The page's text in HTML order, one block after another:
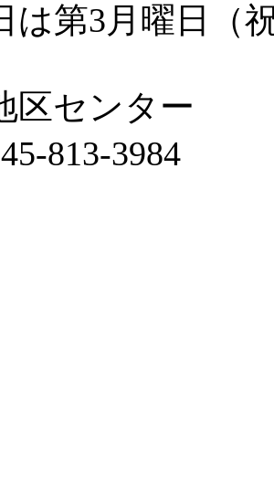
第3月曜日（
センター
813-3984